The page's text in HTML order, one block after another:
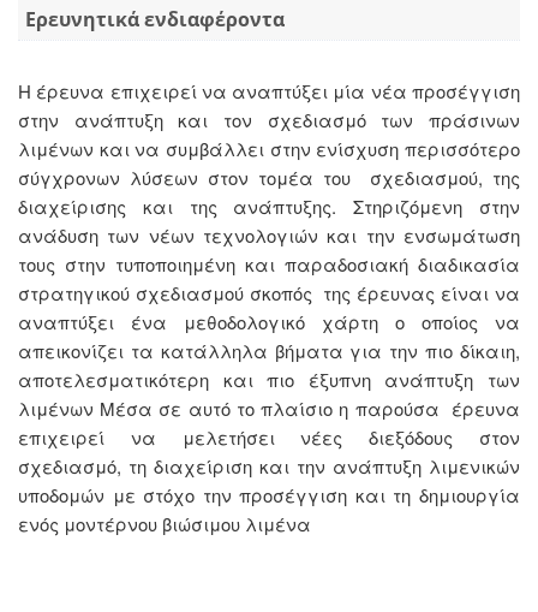
Ερευνητικά ενδιαφέροντα
Η έρευνα επιχειρεί να αναπτύξει μία νέα προσέγγιση
στην ανάπτυξη και τον σχεδιασμό των πράσινων
λιμένων και να συμβάλλει στην ενίσχυση περισσότερο
σύγχρονων λύσεων στον τομέα του σχεδιασμού, της
διαχείρισης και της ανάπτυξης. Στηριζόμενη στην
ανάδυση των νέων τεχνολογιών και την ενσωμάτωση
τους στην τυποποιημένη και παραδοσιακή διαδικασία
στρατηγικού σχεδιασμού σκοπός της έρευνας είναι να
αναπτύξει ένα μεθοδολογικό χάρτη ο οποίος να
απεικονίζει τα κατάλληλα βήματα για την πιο δίκαιη,
αποτελεσματικότερη και πιο έξυπνη ανάπτυξη των
λιμένων Μέσα σε αυτό το πλαίσιο η παρούσα έρευνα
επιχειρεί να μελετήσει νέες διεξόδους στον
σχεδιασμό, τη διαχείριση και την ανάπτυξη λιμενικών
υποδομών με στόχο την προσέγγιση και τη δημιουργία
ενός μοντέρνου βιώσιμου λιμένα